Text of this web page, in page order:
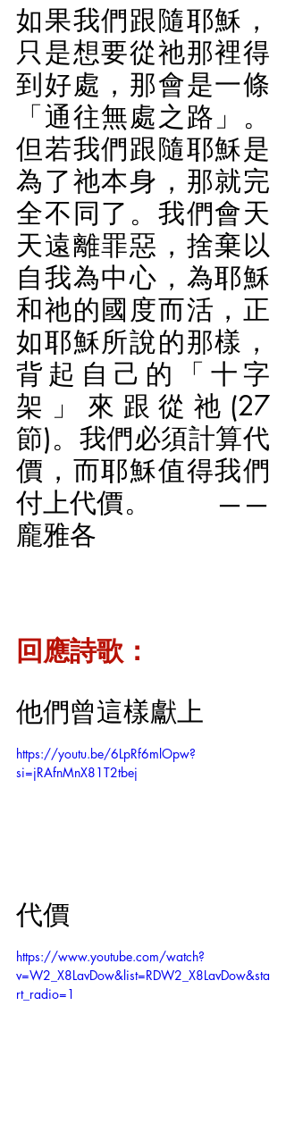
如果我們跟隨耶穌，
只是想要從祂那裡得
到好處，那會是一條
「通往無處之路」。
但若我們跟隨耶穌是
為了祂本身，那就完
全不同了。我們會天
天遠離罪惡，捨棄以
自我為中心，為耶穌
和祂的國度而活，正
如耶穌所說的那樣，
背起自己的「十字
架」來跟從祂(27
節)。我們必須計算代
價，而耶穌值得我們
付上代價。        ——
龐雅各
回應詩歌：
他們曾這樣獻上
https://youtu.be/6LpRf6mlOpw?
si=jRAfnMnX81T2tbej
代價
https://www.youtube.com/watch?
v=W2_X8LavDow&list=RDW2_X8LavDow&sta
rt_radio=1